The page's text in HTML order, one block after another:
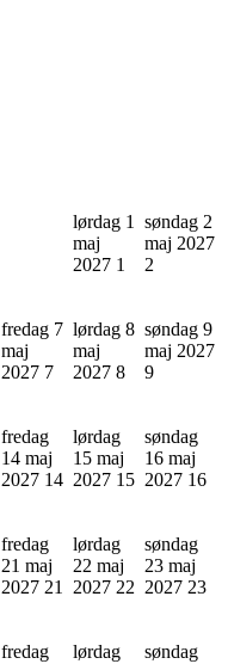
lørdag 1
maj
2027 1
søndag 2
maj 2027
2
fredag 7
maj
2027 7
lørdag 8
maj
2027 8
søndag 9
maj 2027
9
fredag
14 maj
2027 14
lørdag
15 maj
2027 15
søndag
16 maj
2027 16
fredag
21 maj
2027 21
lørdag
22 maj
2027 22
søndag
23 maj
2027 23
fredag
lørdag
søndag